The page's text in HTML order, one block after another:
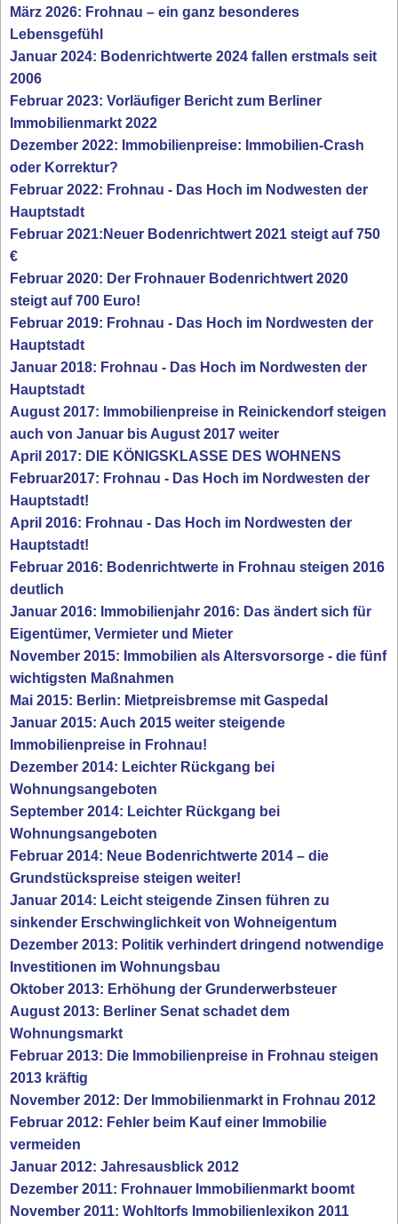
März 2026: Frohnau – ein ganz besonderes
Lebensgefühl
Januar 2024: Bodenrichtwerte 2024 fallen erstmals seit
2006
Februar 2023: Vorläufiger Bericht zum Berliner
Immobilienmarkt 2022
Dezember 2022: Immobilienpreise: Immobilien-Crash
oder Korrektur?
Februar 2022: Frohnau - Das Hoch im Nodwesten der
Hauptstadt
Februar 2021:Neuer Bodenrichtwert 2021 steigt auf 750
€
Februar 2020: Der Frohnauer Bodenrichtwert 2020
steigt auf 700 Euro!
Februar 2019: Frohnau - Das Hoch im Nordwesten der
Hauptstadt
Januar 2018: Frohnau - Das Hoch im Nordwesten der
Hauptstadt
August 2017: Immobilienpreise in Reinickendorf steigen
auch von Januar bis August 2017 weiter
April 2017: DIE KÖNIGSKLASSE DES WOHNENS
Februar2017: Frohnau - Das Hoch im Nordwesten der
Hauptstadt!
April 2016: Frohnau - Das Hoch im Nordwesten der
Hauptstadt!
Februar 2016: Bodenrichtwerte in Frohnau steigen 2016
deutlich
Januar 2016: Immobilienjahr 2016: Das ändert sich für
Eigentümer, Vermieter und Mieter
November 2015: Immobilien als Altersvorsorge - die fünf
wichtigsten Maßnahmen
Mai 2015: Berlin: Mietpreisbremse mit Gaspedal
Januar 2015: Auch 2015 weiter steigende
Immobilienpreise in Frohnau!
Dezember 2014: Leichter Rückgang bei
Wohnungsangeboten
September 2014: Leichter Rückgang bei
Wohnungsangeboten
Februar 2014: Neue Bodenrichtwerte 2014 – die
Grundstückspreise steigen weiter!
Januar 2014: Leicht steigende Zinsen führen zu
sinkender Erschwinglichkeit von Wohneigentum
Dezember 2013: Politik verhindert dringend notwendige
Investitionen im Wohnungsbau
Oktober 2013: Erhöhung der Grunderwerbsteuer
August 2013: Berliner Senat schadet dem
Wohnungsmarkt
Februar 2013: Die Immobilienpreise in Frohnau steigen
2013 kräftig
November 2012: Der Immobilienmarkt in Frohnau 2012
Februar 2012: Fehler beim Kauf einer Immobilie
vermeiden
Januar 2012: Jahresausblick 2012
Dezember 2011: Frohnauer Immobilienmarkt boomt
November 2011: Wohltorfs Immobilienlexikon 2011